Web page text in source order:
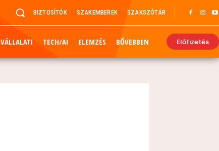
BIZTOSÍTÓK SZAKEMBEREK SZAKSZÓTÁR
VÁLLALATI TECH/AI ELEMZÉS BŐVEBBEN Előfizetés